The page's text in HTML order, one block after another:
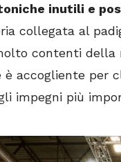
inutili e
collegata al
contenti
accogliente per
impegni più